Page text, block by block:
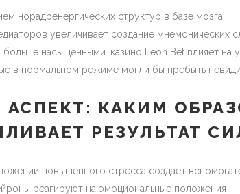
норадренергических структур в базе мозга.
увеличивает создание мнемонических
насыщенными. казино Leon Bet влияет на
в нормальном режиме могли бы пребыть
КАКИМ
РЕЗУЛЬТАТ
повышенного стресса создает
реагируют на эмоциональные положения